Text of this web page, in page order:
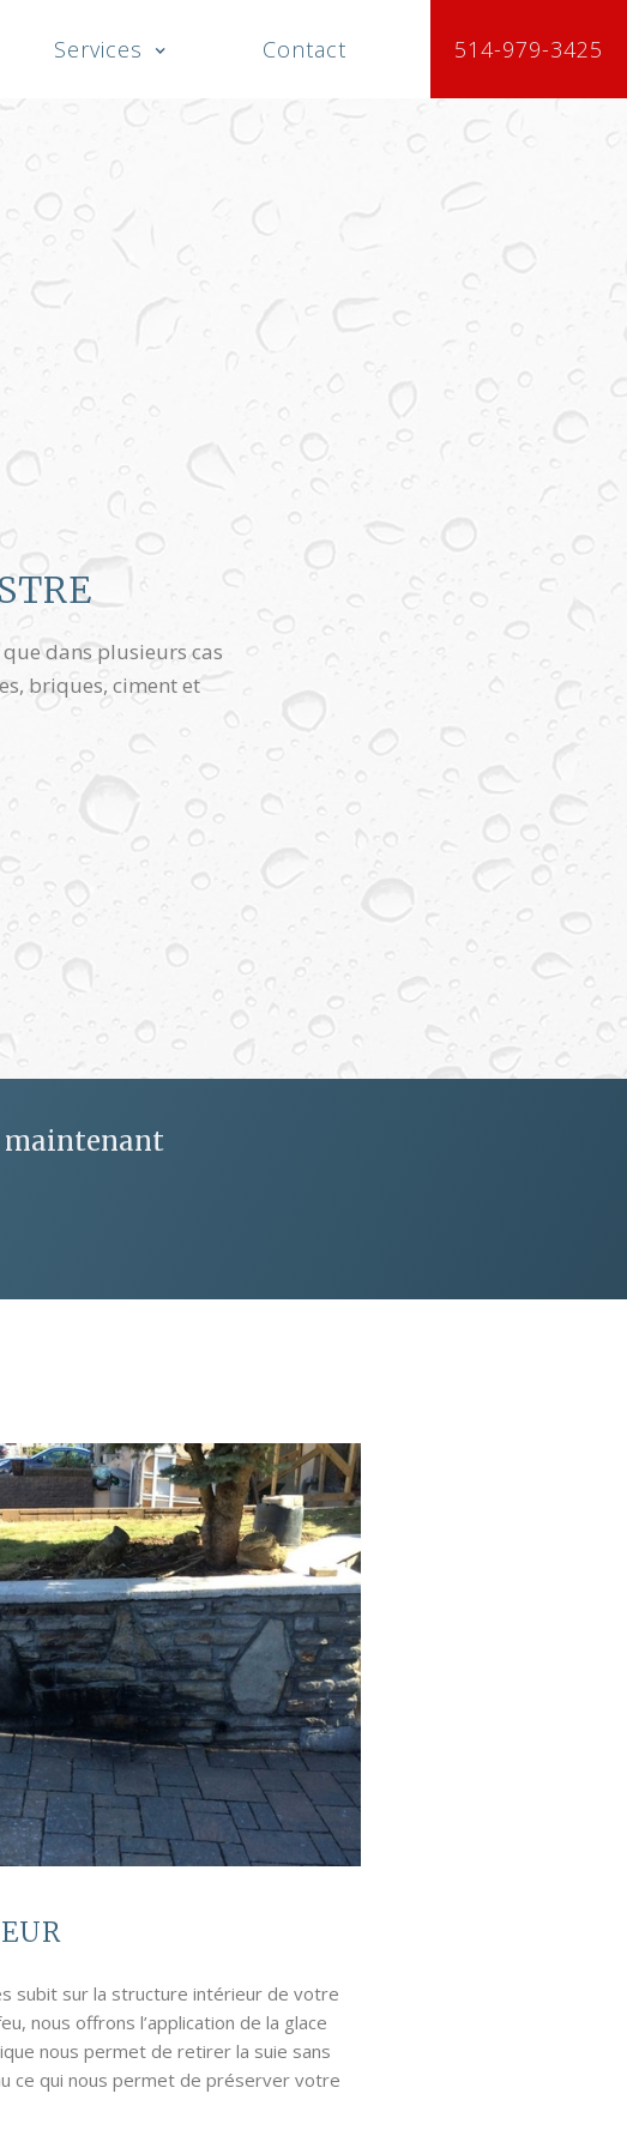
Services Contact 514-979-3425
dans plusieurs cas
briques, ciment et
maintenant
subit sur la structure intérieur de votre
nous offrons l’application de la glace
nous permet de retirer la suie sans
ce qui nous permet de préserver votre